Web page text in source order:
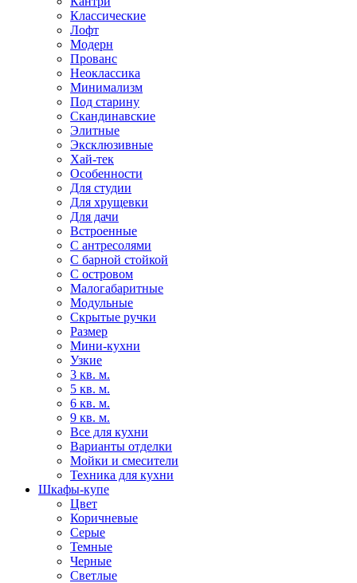
Классические
Лофт
Модерн
Прованс
Неоклассика
Минимализм
Под старину
Скандинавские
Элитные
Эксклюзивные
Хай-тек
Особенности
Для студии
Для хрущевки
Для дачи
Встроенные
С антресолями
С барной стойкой
С островом
Малогабаритные
Модульные
Скрытые ручки
Размер
Мини-кухни
Узкие
3 кв. м.
5 кв. м.
6 кв. м.
9 кв. м.
Все для кухни
Варианты отделки
Мойки и смесители
Техника для кухни
Шкафы-купе
Цвет
Коричневые
Серые
Темные
Черные
Светлые